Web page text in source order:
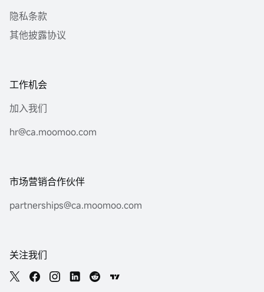
隐私条款
其他披露协议
工作机会
加入我们
hr@ca.moomoo.com
市场营销合作伙伴
partnerships@ca.moomoo.com
关注我们